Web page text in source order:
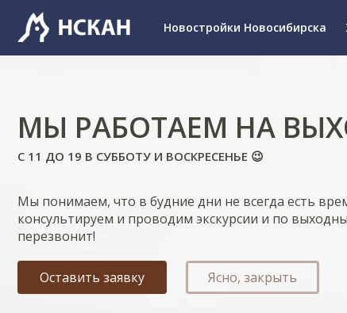
Новостройки Новосибирска
МЫ РАБОТАЕМ НА
С 11 ДО 19 В СУББОТУ И ВОСКРЕСЕНЬЕ 😉
Мы понимаем, что в будние дни не всегда есть
консультируем и проводим экскурсии и по
перезвонит!
Оставить заявку Ясно, закрыть